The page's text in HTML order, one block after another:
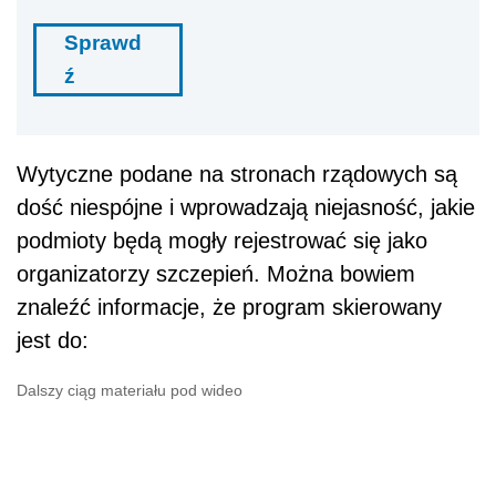
Sprawd
ź
Wytyczne podane na stronach rządowych są
dość niespójne i wprowadzają niejasność, jakie
podmioty będą mogły rejestrować się jako
organizatorzy szczepień. Można bowiem
znaleźć informacje, że program skierowany
jest do:
Dalszy ciąg materiału pod wideo